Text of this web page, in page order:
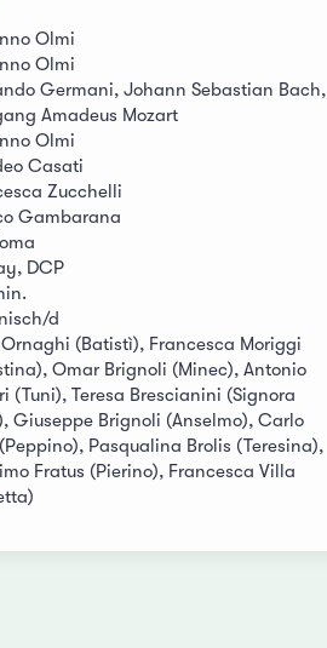
Olmi
Olmi
Germani, Johann Sebastian Bach,
Amadeus Mozart
Olmi
Casati
Zucchelli
Gambarana
DCP
d
(Batistì), Francesca Moriggi
Omar Brignoli (Minec), Antonio
(Tuni), Teresa Brescianini (Signora
Giuseppe Brignoli (Anselmo), Carlo
Pasqualina Brolis (Teresina),
Fratus (Pierino), Francesca Villa